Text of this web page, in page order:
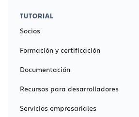
TUTORIAL
Socios
Formación y certificación
Documentación
Recursos para desarrolladores
Servicios empresariales